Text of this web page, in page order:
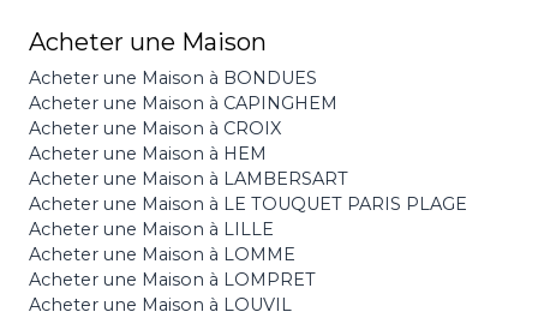
Acheter une Maison
Acheter une Maison à BONDUES
Acheter une Maison à CAPINGHEM
Acheter une Maison à CROIX
Acheter une Maison à HEM
Acheter une Maison à LAMBERSART
Acheter une Maison à LE TOUQUET PARIS PLAGE
Acheter une Maison à LILLE
Acheter une Maison à LOMME
Acheter une Maison à LOMPRET
Acheter une Maison à LOUVIL